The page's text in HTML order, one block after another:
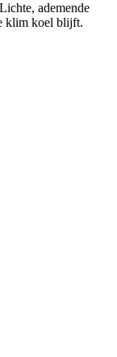
ademende
klim koel blijft.